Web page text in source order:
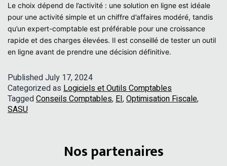
Le choix dépend de l’activité : une solution en ligne est idéale
pour une activité simple et un chiffre d’affaires modéré, tandis
qu’un expert-comptable est préférable pour une croissance
rapide et des charges élevées. Il est conseillé de tester un outil
en ligne avant de prendre une décision définitive.
PublishedJuly 17, 2024
Categorized as Logiciels et Outils Comptables
TaggedConseils Comptables,EI,Optimisation Fiscale,
SASU
Nos partenaires